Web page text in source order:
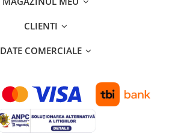
CLIENTI
DATE COMERCIALE